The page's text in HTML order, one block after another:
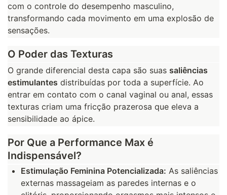
com o controle do desempenho masculino,
transformando cada movimento em uma explosão de
sensações.
O Poder das Texturas
O grande diferencial desta capa são suas saliências
estimulantes distribuídas por toda a superfície. Ao
entrar em contato com o canal vaginal ou anal, essas
texturas criam uma fricção prazerosa que eleva a
sensibilidade ao ápice.
Por Que a Performance Max é
Indispensável?
Estimulação Feminina Potencializada: As saliências
externas massageiam as paredes internas e o